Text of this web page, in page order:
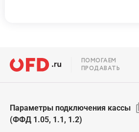
ПОМОГАЕМ
ПРОДАВАТЬ
Параметры подключения кассы
(ФФД 1.05, 1.1, 1.2)